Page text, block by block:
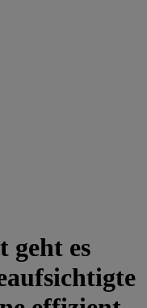
geht es